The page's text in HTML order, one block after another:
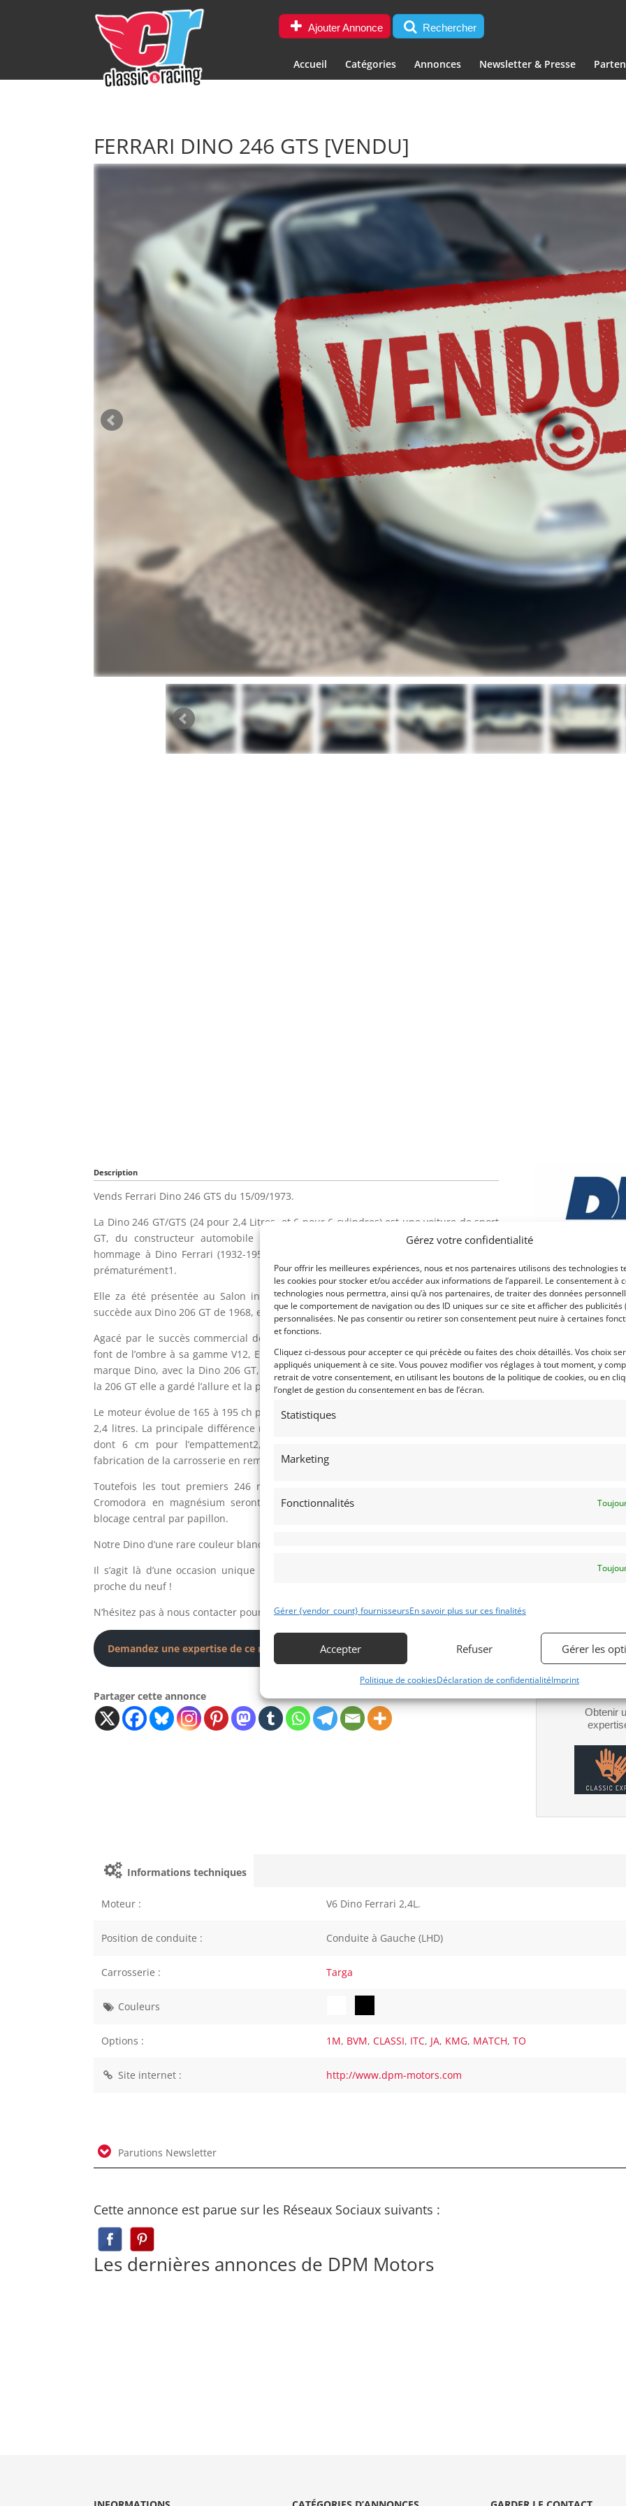
Gérez votre confidentialité
Pour offrir les meilleures expériences, nous et nos partenaires utilisons des technologies
les cookies pour stocker et/ou accéder aux informations de l’appareil. Le consentement à
technologies nous permettra, ainsi qu’à nos partenaires, de traiter des données
que le comportement de navigation ou des ID uniques sur ce site et afficher des publicités
personnalisées. Ne pas consentir ou retirer son consentement peut nuire à certaines
et fonctions.
Cliquez ci-dessous pour accepter ce qui précède ou faites des choix détaillés. Vos choix
appliqués uniquement à ce site. Vous pouvez modifier vos réglages à tout moment, y
retrait de votre consentement, en utilisant les boutons de la politique de cookies, ou en
l’onglet de gestion du consentement en bas de l’écran.
Statistiques
Marketing
Fonctionnalités
Gérer {vendor_count} fournisseursEn savoir plus sur ces finalités
Accepter Refuser Gérer les
Politique de cookiesDéclaration de confidentialitéImprint
Ajouter Annonce Rechercher
Accueil Catégories Annonces Newsletter & Presse
FERRARI DINO 246 GTS [VENDU]
Description
Vends Ferrari Dino 246 GTS du 15/09/1973.
La Dino 246 GT/GTS (24 pour 2,4 Litres, et 6 pour 6 cylindres) est une voiture de sport
GT, du constructeur automobile italien Dino, filiale de Ferrari ainsi baptisée en
hommage à Dino Ferrari (1932-1956), le fils aîné d’Enzo Ferrari (1898-1988) disparu
prématurément1.
Elle za été présentée au Salon international de l’automobile de Genève 1969, elle
succède aux Dino 206 GT de 1968, et est produite à 3761 exemplaires de 1969 à 1974.
Agacé par le succès commercial des Porsche 911 à moteur 6 cylindres de 1969, qui
font de l’ombre à sa gamme V12, Enzo Ferrari conçoit ce modèle à moteur V6 sous la
marque Dino, avec la Dino 206 GT, dérivée du modèle de compétition Dino 206 S. De
la 206 GT elle a gardé l’allure et la plupart des éléments de carrosserie.
Le moteur évolue de 165 à 195 ch pour plus de souplesse et sa cylindrée passe de 2 à
2,4 litres. La principale différence réside dans l’allongement de la voiture de 9,4 cm,
dont 6 cm pour l’empattement2, et surtout dans l’adoption de l’acier pour la
fabrication de la carrosserie en remplacement de l’aluminium.
Toutefois les tout premiers 246 recevront encore des panneaux d’alu. Les jantes
Cromodora en magnésium seront désormais fixées par cinq écrous en place du
blocage central par papillon.
Notre Dino d’une rare couleur blanche affiche moins de 500 KM…
Il s’agit là d’une occasion unique d’acquérir une ferrai Dino 246 GTS dans un état
proche du neuf !
N’hésitez pas à nous contacter pour plus d’informations.
Demandez une expertise de ce modèle
Partager cette annonce
Voir les 224 annonces
Publié: 18 juin 2024 (il y a
Catégorie :
Marque :
Obtenir
Informations techniques
Moteur : V6 Dino Ferrari 2,4L.
Position de conduite : Conduite à Gauche (LHD)
Carrosserie : Targa
Couleurs
Options : 1M, BVM,CLASSI, ITC, JA, KMG, MATCH,TO
Site internet : http://www.dpm-motors.com
Parutions Newsletter
Cette annonce est parue sur les Réseaux Sociaux suivants :
Les dernières annonces de DPM Motors